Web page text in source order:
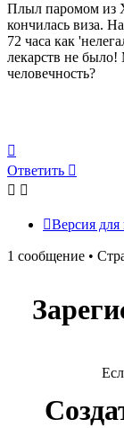
Плыл паромом из
кончилась виза.
72 часа как
лекарств не
человечность?
к
началу
Ответить
Версия для
1 сообщение •